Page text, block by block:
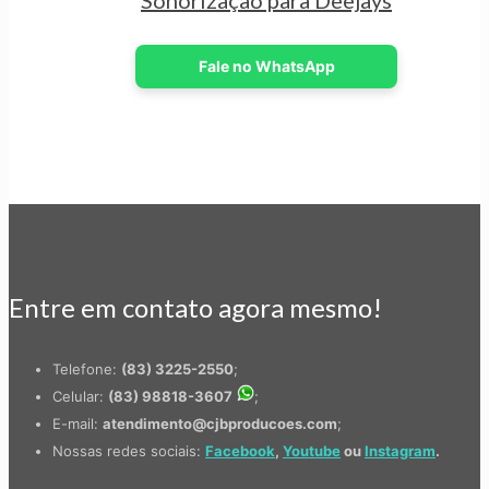
Fale no WhatsApp
Entre em contato agora mesmo!
Telefone: (83) 3225-2550;
Celular: (83) 98818-3607
;
E-mail: atendimento@cjbproducoes.com;
Nossas redes sociais: Facebook, Youtubeou Instagram.